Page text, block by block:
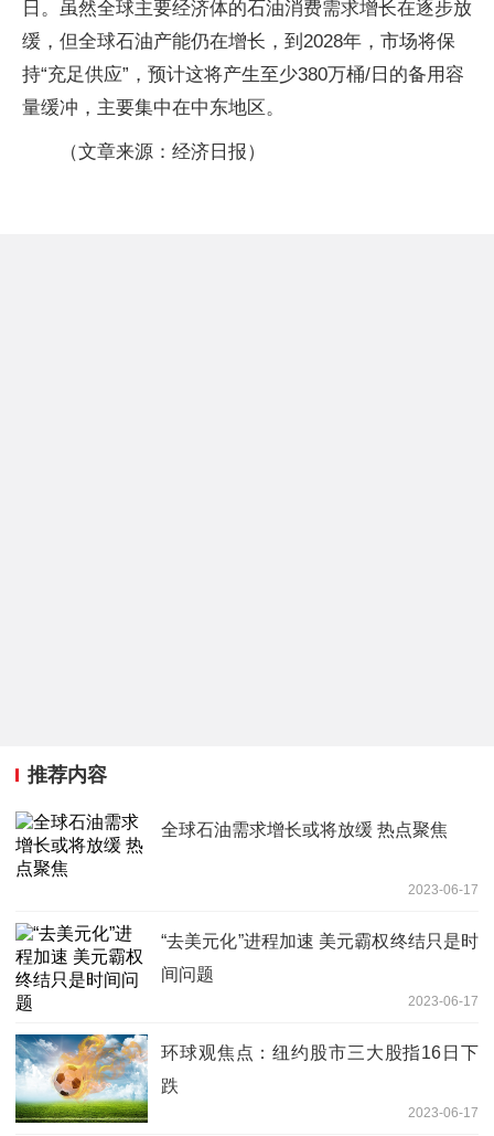
日。虽然全球主要经济体的石油消费需求增长在逐步放
缓，但全球石油产能仍在增长，到2028年，市场将保
持“充足供应”，预计这将产生至少380万桶/日的备用容
量缓冲，主要集中在中东地区。
（文章来源：经济日报）
推荐内容
全球石油需求增长或将放缓 热点聚焦
2023-06-17
“去美元化”进程加速 美元霸权终结只是时
间问题
2023-06-17
环球观焦点：纽约股市三大股指16日下
跌
2023-06-17